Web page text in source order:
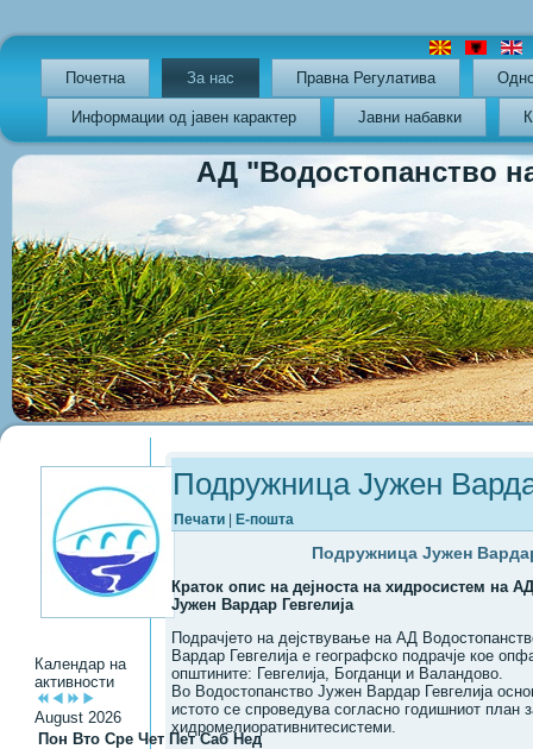
Почетна За нас Правна Регулатива
Информации од јавен карактер Јавни набавки
АД "Водостопанство на
Календар на
активности
August 2026
Пон Вто Сре Чет Пет Саб Нед
Подружница Јужен
Печати Е-пошта
Подружница Јужен
Краток опис на дејноста на хидросистем на
Јужен Вардар Гевгелија
Подрачјето на дејствување на АД
Вардар Гевгелија е географско подрачје кое
општините: Гевгелија, Богданци и Валандово.
Во Водостопанство Јужен Вардар Гевгелија
истото се спроведува согласно годишниот план
хидромелиоративнитесистеми.